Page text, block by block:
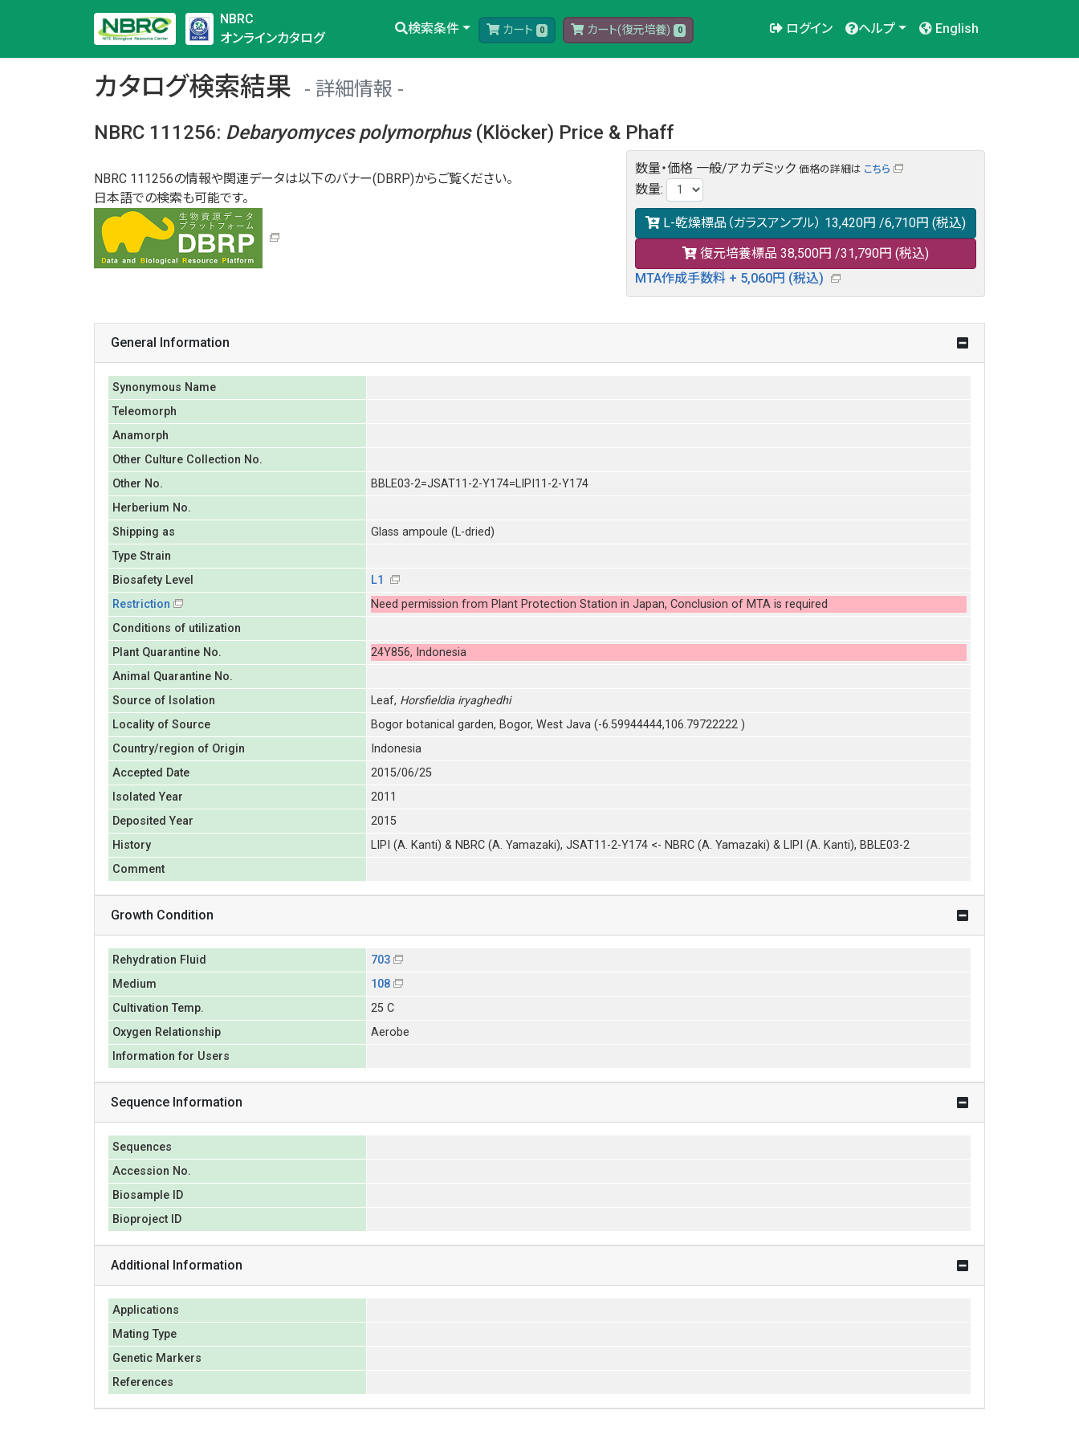
NBRC
オンラインカタログ
検索条件 カート 0 カート(復元培養) 0 ログイン ヘルプ English
カタログ検索結果
詳細情報
NBRC 111256: Debaryomyces polymorphus(Klöcker) Price & Phaff
NBRC 111256の情報や関連データは以下のバナー(DBRP)からご覧ください。
日本語での検索も可能です。
数量・価格 一般/アカデミック 価格の詳細は こちら
数量:
L-乾燥標品（ガラスアンプル） 13,420円 /6,710円 (税込)
復元培養標品 38,500円 /31,790円 (税込)
MTA作成手数料 + 5,060円 (税込)
General Information
Synonymous Name
Teleomorph
Anamorph
Other Culture Collection No.
Other No.
BBLE03-2=JSAT11-2-Y174=LIPI11-2-Y174
Herberium No.
Shipping as
Glass ampoule (L-dried)
Type Strain
Biosafety Level
L1
Restriction
Need permission from Plant Protection Station in Japan, Conclusion of MTA is required
Conditions of utilization
Plant Quarantine No.
24Y856, Indonesia
Animal Quarantine No.
Source of Isolation
Leaf, Horsfieldia iryaghedhi
Locality of Source
Bogor botanical garden, Bogor, West Java (-6.59944444,106.79722222 )
Country/region of Origin
Indonesia
Accepted Date
2015/06/25
Isolated Year
2011
Deposited Year
2015
History
LIPI (A. Kanti) & NBRC (A. Yamazaki), JSAT11-2-Y174 <- NBRC (A. Yamazaki) & LIPI (A. Kanti), BBLE03-2
Comment
Growth Condition
Rehydration Fluid
703
Medium
108
Cultivation Temp.
25 C
Oxygen Relationship
Aerobe
Information for Users
Sequence Information
Sequences
Accession No.
Biosample ID
Bioproject ID
Additional Information
Applications
Mating Type
Genetic Markers
References